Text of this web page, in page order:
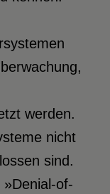
werden.
nicht
sind.
of-